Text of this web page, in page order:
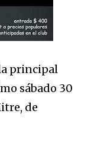
principal
sábado 30
de